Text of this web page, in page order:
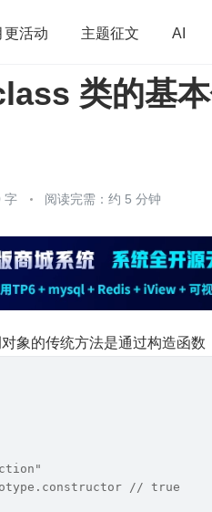
更活动 主题征文 AI
算法 学习方
类的基
字 阅读完需：约 5 分钟
象的传统方法是通过构造函数
// true